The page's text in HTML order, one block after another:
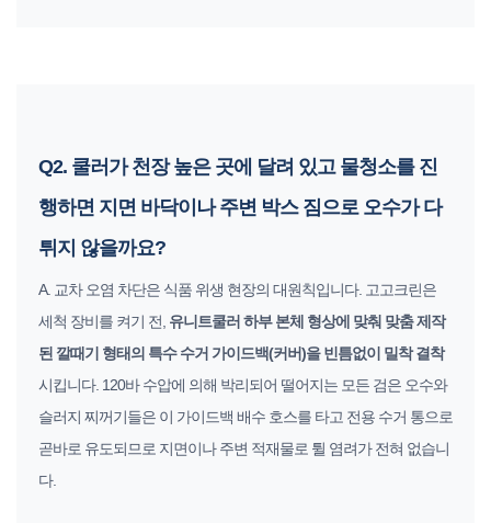
Q2. 쿨러가 천장 높은 곳에 달려 있고 물청소를 진
행하면 지면 바닥이나 주변 박스 짐으로 오수가 다
튀지 않을까요?
A. 교차 오염 차단은 식품 위생 현장의 대원칙입니다. 고고크린은
세척 장비를 켜기 전, 유니트쿨러 하부 본체 형상에 맞춰 맞춤 제작
된 깔때기 형태의 특수 수거 가이드백(커버)을 빈틈없이 밀착 결착
시킵니다. 120바 수압에 의해 박리되어 떨어지는 모든 검은 오수와
슬러지 찌꺼기들은 이 가이드백 배수 호스를 타고 전용 수거 통으로
곧바로 유도되므로 지면이나 주변 적재물로 튈 염려가 전혀 없습니
다.